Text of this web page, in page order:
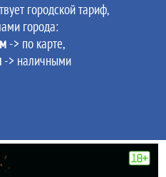
городской тариф,
города:
-> по карте,
-> наличными